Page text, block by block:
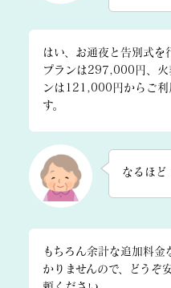
はい、お通夜と告別式を
プランは297,000円、火
ンは121,000円からご利
す。
なるほど
もちろん余計な追加料金
かりませんので、どうぞ